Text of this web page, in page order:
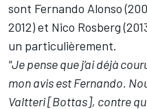
sont Fernando Alonso
2012) et Nico Rosberg
un particulièrement.
"Je pense que j’ai déjà
mon avis est Fernando.
Valtteri [Bottas], contre